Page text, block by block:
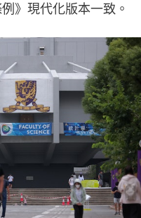
》現代化版本一致。